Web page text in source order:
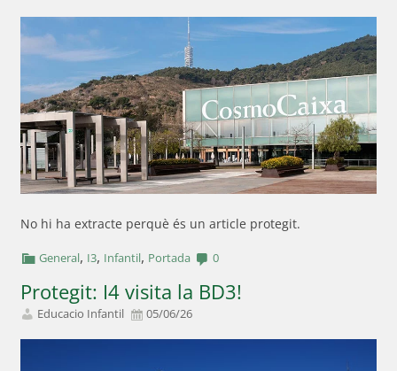
No hi ha extracte perquè és un article protegit.
General, I3, Infantil, Portada 0
Protegit: I4 visita la BD3!
Educacio Infantil 05/06/26